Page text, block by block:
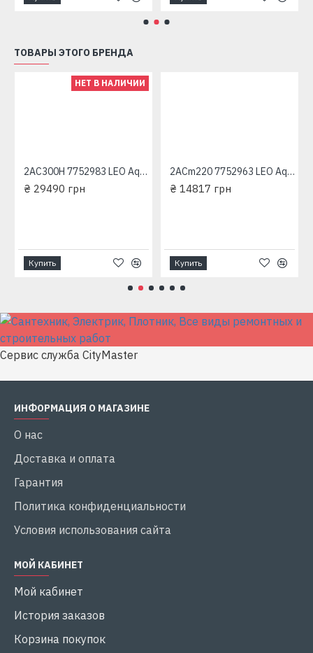
ТОВАРЫ ЭТОГО БРЕНДА
НЕТ В НАЛИЧИИ
2AC300H 7752983 LEO Aquatica трехфазный насос центробежный многоступенчатый
₴ 29490 грн
Купить
2ACm220 7752963 LEO Aquatica трехфазный насос центробежный многоступенчатый
₴ 14817 грн
Купить
Сервис служба CityMaster
ИНФОРМАЦИЯ О МАГАЗИНЕ
О нас
Доставка и оплата
Гарантия
Политика конфиденциальности
Условия использования сайта
МОЙ КАБИНЕТ
Мой кабинет
История заказов
Корзина покупок